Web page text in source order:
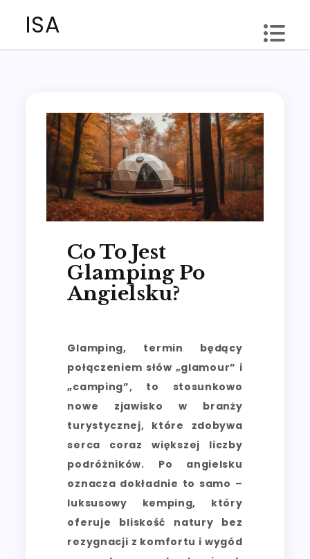
ISA
Co To Jest
Glamping Po
Angielsku?
Glamping, termin będący
połączeniem słów „glamour” i
„camping”, to stosunkowo
nowe zjawisko w branży
turystycznej, które zdobywa
serca coraz większej liczby
podróżników. Po angielsku
oznacza dokładnie to samo –
luksusowy kemping, który
oferuje bliskość natury bez
rezygnacji z komfortu i wygód